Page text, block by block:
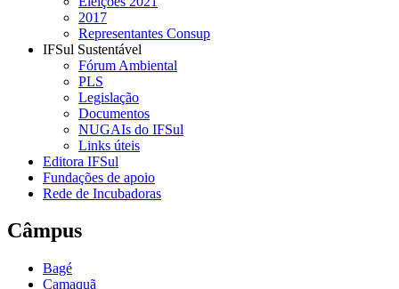
2017
Representantes Consup
IFSul Sustentável
Fórum Ambiental
PLS
Legislação
Documentos
NUGAIs do IFSul
Links úteis
Editora IFSul
Fundações de apoio
Rede de Incubadoras
Câmpus
Bagé
Camaquã